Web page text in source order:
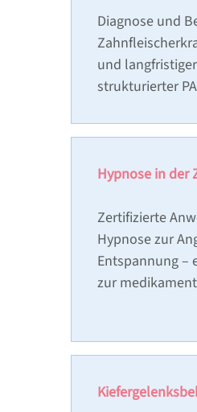
Diagnose und
und
strukturierter
Hypnose in der
Zertifizierte
Hypnose zur
Entspannung –
zur